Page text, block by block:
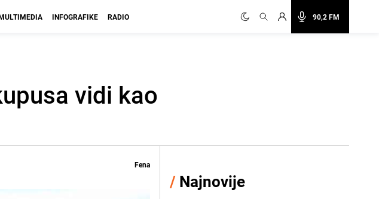
90,2 FM
INFOGRAFIKE RADIO
vidi kao
Fena
/ Najnovije